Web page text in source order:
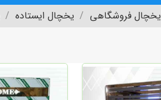
یخچال فروشگاهی یخچال ایستاده